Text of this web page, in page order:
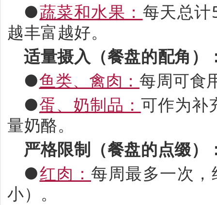
●蔬菜和水果： 每天总计
越丰富越好。
适量摄入（餐盘的配角）
●鱼类、禽肉：每周可食
●蛋、奶制品： 可作为补
量奶酪。
严格限制（餐盘的点缀）
●红肉：每周最多一次，
小）。